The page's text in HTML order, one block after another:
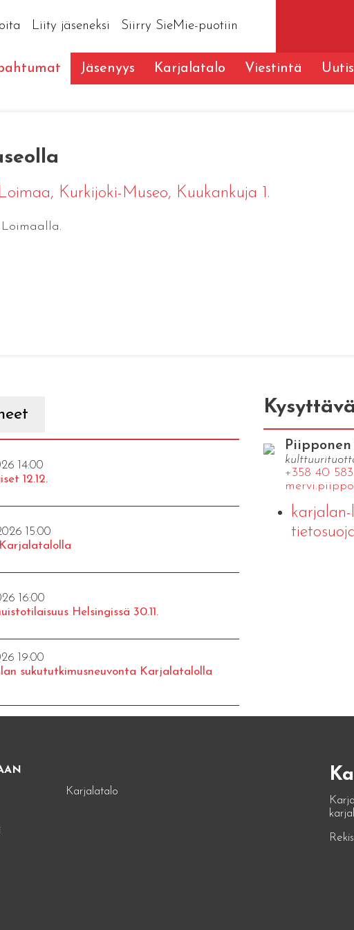
Liity jäseneksi Siirry SieMie-puotiin
Jäsenyys Karjalatalo Viestintä
, Kurkijoki-Museo, Kuukankuja 1.
14:00
12.12.
15:00
16:00
Helsingissä 30.11.
19:00
sukututkimusneuvonta Karjalatalolla
+358 40
Karjalatalo